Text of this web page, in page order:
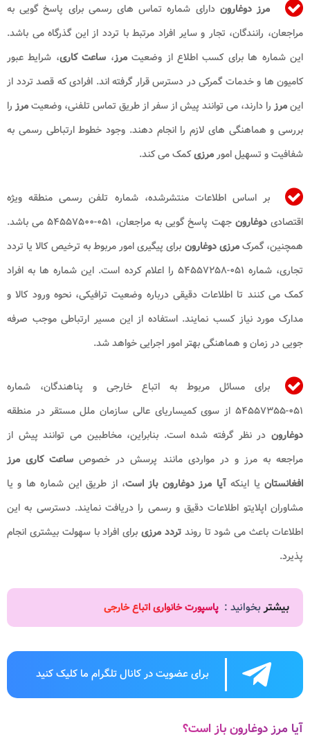
مرز دوغاروندارای شماره تماس های رسمی برای پاسخ گویی به
مراجعان، رانندگان، تجار و سایر افراد مرتبط با تردد از این گذرگاه می باشد.
این شماره ها برای کسب اطلاع از وضعیتمرز، ساعت کاری، شرایط عبور
کامیون ها و خدمات گمرکی در دسترس قرار گرفته اند. افرادی که قصد تردد از
اینمرزرا دارند، می توانند پیش از سفر از طریق تماس تلفنی، وضعیتمرزرا
بررسی و هماهنگی های لازم را انجام دهند. وجود خطوط ارتباطی رسمی به
شفافیت و تسهیل امورمرزیکمک می کند.
بر اساس اطلاعات منتشرشده، شماره تلفن رسمی منطقه ویژه
اقتصادیدوغارون
جهت پاسخ گویی به مراجعان، ۰۵۱-۵۴۵۵۷۵۰۰ می باشد.
همچنین، گمرکمرزی دوغارون برای پیگیری امور مربوط به ترخیص کالا یا تردد
تجاری، شماره ۰۵۱-۵۴۵۵۷۲۵۸ را اعلام کرده است. این شماره ها به افراد
کمک می کنند تا اطلاعات دقیقی درباره وضعیت ترافیکی، نحوه ورود کالا و
مدارک مورد نیاز کسب نمایند. استفاده از این مسیر ارتباطی موجب صرفه
جویی در زمان و هماهنگی بهتر امور اجرایی خواهد شد.
برای مسائل مربوط به اتباع خارجی و پناهندگان، شماره
۰۵۱-۵۴۵۵۷۳۵۵ از سوی کمیساریای عالی سازمان ملل مستقر در منطقه
دوغارون در نظر گرفته شده است. بنابراین، مخاطبین می توانند پیش از
مراجعه به مرز و در مواردی مانند پرسش در خصوص ساعت کاری مرز
افغانستانیا اینکهآیا مرز دوغارون باز است، از طریق این شماره ها و یا
مشاوران اپلایتو اطلاعات دقیق و رسمی را دریافت نمایند. دسترسی به این
اطلاعات باعث می شود تا روندتردد مرزیبرای افراد با سهولت بیشتری انجام
پذیرد.
بیشتر بخوانید : پاسپورت خانواری اتباع خارجی
برای عضویت در کانال تلگرام ما کلیک کنید
آیا مرز دوغارون باز است؟